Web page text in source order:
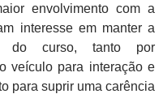
envolvimento com a
interesse em manter a
do curso, tanto por
veículo para interação e
para suprir uma carência